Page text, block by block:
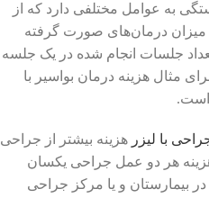
به عوامل مختلفی دارد که از
میزان درمان‌های صورت گرفته
جلسات انجام شده در یک جلسه
مثال هزینه درمان بواسیر با
است.
با لیزر هزینه بیشتر از جراحی
هر دو عمل جراحی یکسان
بیمارستان و یا مرکز جراحی